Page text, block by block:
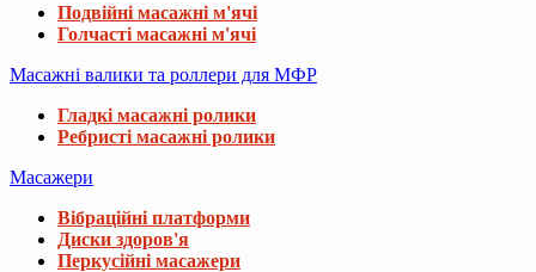
Подвійні масажні м'ячі
Голчасті масажні м'ячі
Масажні валики та роллери для МФР
Гладкі масажні ролики
Ребристі масажні ролики
Масажери
Вібраційні платформи
Диски здоров'я
Перкусійні масажери